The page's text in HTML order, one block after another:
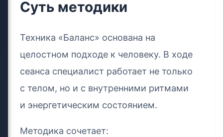
Суть методики
Техника «Баланс» основана на
целостном подходе к человеку. В ходе
сеанса специалист работает не только
с телом, но и с внутренними ритмами
и энергетическим состоянием.
Методика сочетает: